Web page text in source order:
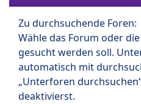
Zu durchsuchende Foren:
Wähle das Forum oder
gesucht werden soll.
automatisch mit
„Unterforen
deaktivierst.